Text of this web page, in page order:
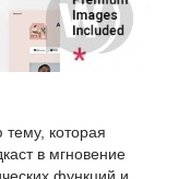
тему, которая
в мгновение